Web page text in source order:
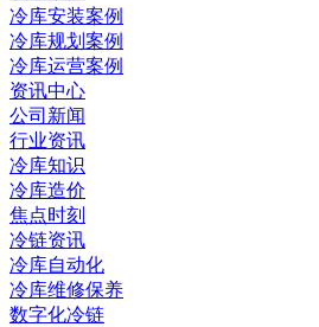
冷库安装案例
冷库规划案例
冷库运营案例
资讯中心
公司新闻
行业资讯
冷库知识
冷库造价
焦点时刻
冷链资讯
冷库自动化
冷库维修保养
数字化冷链